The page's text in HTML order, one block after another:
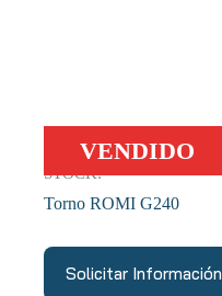
VENDIDO
STOCK:
Torno ROMI G240
Solicitar Información